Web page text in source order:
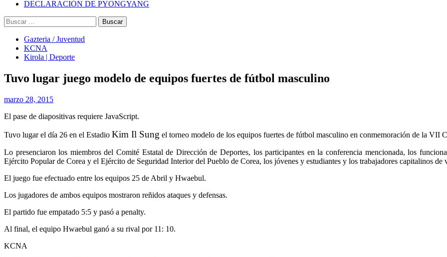
DECLARACIÓN DE PYONGYANG
Buscar:
Gazteria / Juventud
KCNA
Kirola | Deporte
Tuvo lugar juego modelo de equipos fuertes de fútbol masculino
marzo 28, 2015
El pase de diapositivas requiere JavaScript.
Tuvo lugar el día 26 en el Estadio Kim Il Sung el torneo modelo de los equipos fuertes de fútbol masculino en conmemoración de la VII
Lo presenciaron los miembros del Comité Estatal de Dirección de Deportes, los participantes en la conferencia mencionada, los
Ejército Popular de Corea y el Ejército de Seguridad Interior del Pueblo de Corea, los jóvenes y estudiantes y los trabajadores capitalinos de
El juego fue efectuado entre los equipos 25 de Abril y Hwaebul.
Los jugadores de ambos equipos mostraron reñidos ataques y defensas.
El partido fue empatado 5:5 y pasó a penalty.
Al final, el equipo Hwaebul ganó a su rival por 11: 10.
KCNA